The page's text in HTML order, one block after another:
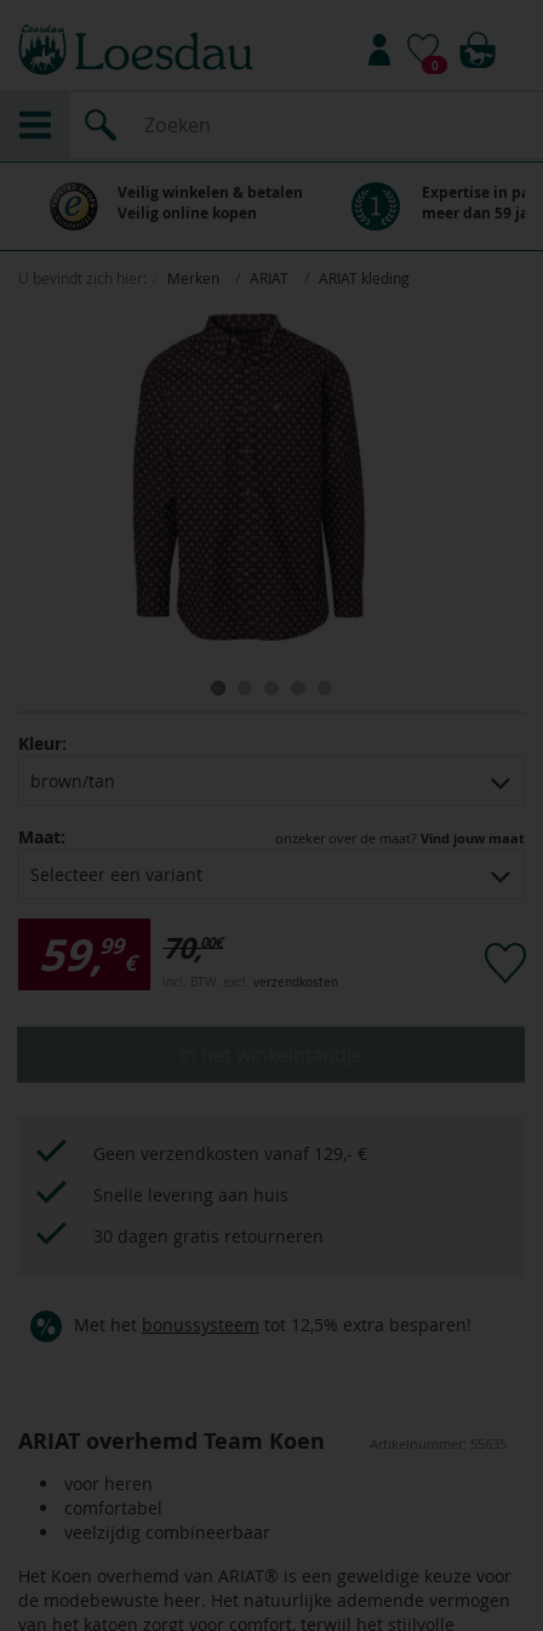
0
Veilig winkelen & betalen
Veilig online kopen
Expertise in
meer dan 59
U bevindt zich hier: Merken ARIAT ARIAT kleding
Kleur:
brown/tan
Maat: onzeker over de maat? Vind jouw maat
Selecteer een variant
59,99
€ 70,00€
incl. BTW. excl. verzendkosten
Geen verzendkosten vanaf 129,- €
Snelle levering aan huis
30 dagen gratis retourneren
Met het bonussysteem tot 12,5% extra besparen!
ARIAT overhemd Team Koen Artikelnummer: 55635
voor heren
comfortabel
veelzijdig combineerbaar
Het Koen overhemd van ARIAT® is een geweldige keuze voor
de modebewuste heer. Het natuurlijke ademende vermogen
van het katoen zorgt voor comfort, terwijl het stijlvolle